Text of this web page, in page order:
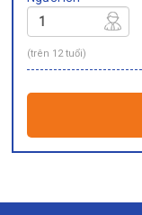
(trên 12 tuổi)